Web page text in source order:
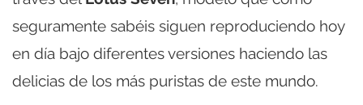
seguramente sabéis siguen reproduciendo hoy
en día bajo diferentes versiones haciendo las
delicias de los más puristas de este mundo.